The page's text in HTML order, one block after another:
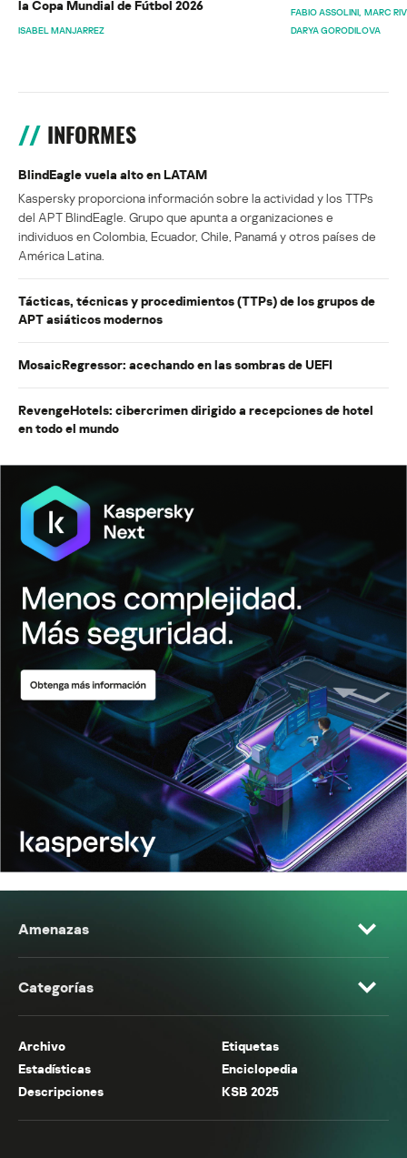
la Copa Mundial de Fútbol 2026
ISABEL MANJARREZ
FABIO ASSOLINI MARC
DARYA GORODILOVA
INFORMES
BlindEagle vuela alto en LATAM
Kaspersky proporciona información sobre la actividad y los TTPs
del APT BlindEagle. Grupo que apunta a organizaciones e
individuos en Colombia, Ecuador, Chile, Panamá y otros países de
América Latina.
Tácticas, técnicas y procedimientos (TTPs) de los grupos de
APT asiáticos modernos
MosaicRegressor: acechando en las sombras de UEFI
RevengeHotels: cibercrimen dirigido a recepciones de hotel
en todo el mundo
Amenazas
Categorías
Archivo
Etiquetas
Estadísticas
Enciclopedia
Descripciones
KSB 2025